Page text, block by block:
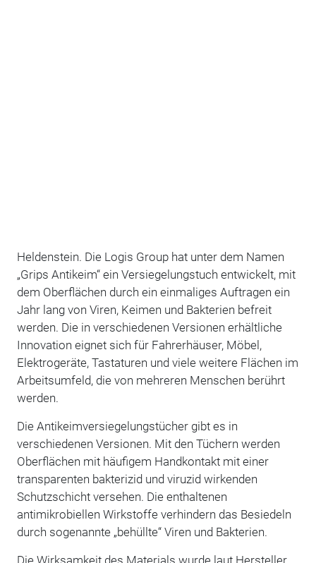
Heldenstein. Die Logis Group hat unter dem Namen
„Grips Antikeim“ ein Versiegelungstuch entwickelt, mit
dem Oberflächen durch ein einmaliges Auftragen ein
Jahr lang von Viren, Keimen und Bakterien befreit
werden. Die in verschiedenen Versionen erhältliche
Innovation eignet sich für Fahrerhäuser, Möbel,
Elektrogeräte, Tastaturen und viele weitere Flächen im
Arbeitsumfeld, die von mehreren Menschen berührt
werden.
Die Antikeimversiegelungstücher gibt es in
verschiedenen Versionen. Mit den Tüchern werden
Oberflächen mit häufigem Handkontakt mit einer
transparenten bakterizid und viruzid wirkenden
Schutzschicht versehen. Die enthaltenen
antimikrobiellen Wirkstoffe verhindern das Besiedeln
durch sogenannte „behüllte“ Viren und Bakterien.
Die Wirksamkeit des Materials wurde laut Hersteller